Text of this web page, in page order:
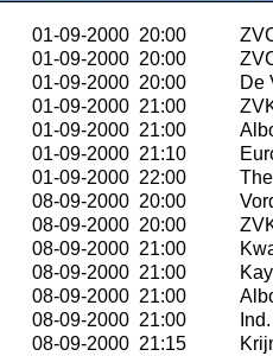
01-09-2000 20:00
01-09-2000 20:00
01-09-2000 20:00
De
01-09-2000 21:00
01-09-2000 21:00
01-09-2000 21:10
01-09-2000 22:00
08-09-2000 20:00
08-09-2000 20:00
08-09-2000 21:00
08-09-2000 21:00
08-09-2000 21:00
08-09-2000 21:00
08-09-2000 21:15